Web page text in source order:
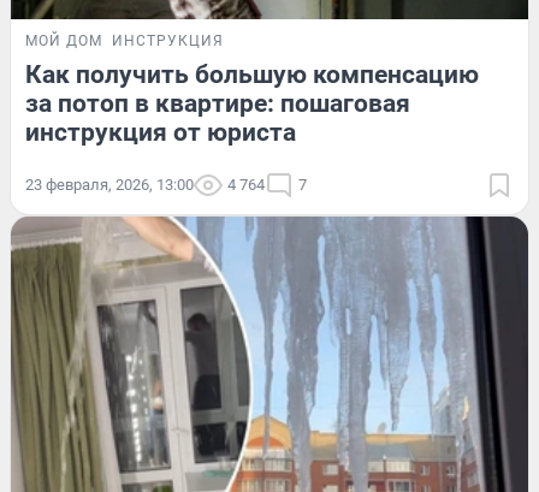
МОЙ ДОМ ИНСТРУКЦИЯ
Как получить большую компенсацию
за потоп в квартире: пошаговая
инструкция от юриста
23 февраля, 2026, 13:00 4 764 7